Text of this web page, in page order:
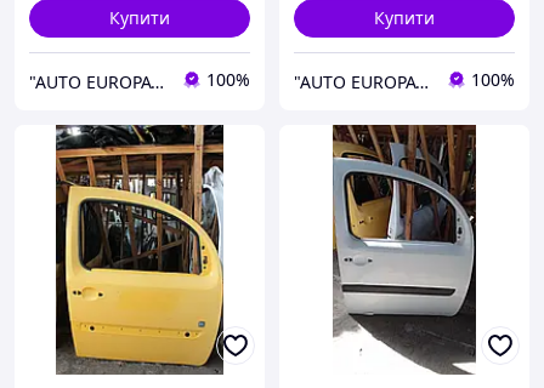
Купити
"AUTO EUROPA" — автозапчастини з Італії для Renault, Peugeot, Fiat, Citroën 100%
Купити
"AUTO EUROPA" — автозапчастини з Італії для Renault, Peugeot, Fiat, Citroën 100%